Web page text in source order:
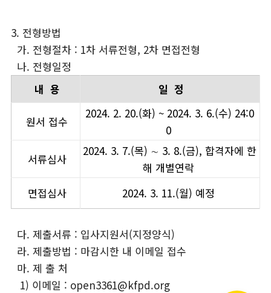
3. 전형방법
가. 전형절차 : 1차 서류전형, 2차 면접전형
나. 전형일정
내 용
일 정
원서 접수
2024. 2. 20.(화) ~ 2024. 3. 6.(수) 24:0
0
서류심사
2024. 3. 7.(목) ∼ 3. 8.(금), 합격자에 한
해 개별연락
면접심사
2024. 3. 11.(월) 예정
다. 제출서류 : 입사지원서(지정양식)
라. 제출방법 : 마감시한 내 이메일 접수
마. 제 출 처
1) 이메일 : open3361@kfpd.org